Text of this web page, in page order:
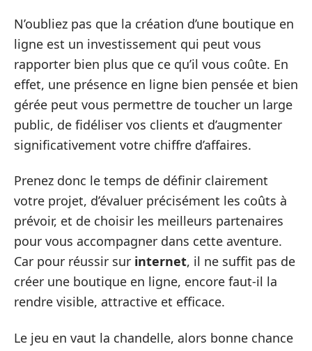
N’oubliez pas que la création d’une boutique en
ligne est un investissement qui peut vous
rapporter bien plus que ce qu’il vous coûte. En
effet, une présence en ligne bien pensée et bien
gérée peut vous permettre de toucher un large
public, de fidéliser vos clients et d’augmenter
significativement votre chiffre d’affaires.
Prenez donc le temps de définir clairement
votre projet, d’évaluer précisément les coûts à
prévoir, et de choisir les meilleurs partenaires
pour vous accompagner dans cette aventure.
Car pour réussir sur internet, il ne suffit pas de
créer une boutique en ligne, encore faut-il la
rendre visible, attractive et efficace.
Le jeu en vaut la chandelle, alors bonne chance